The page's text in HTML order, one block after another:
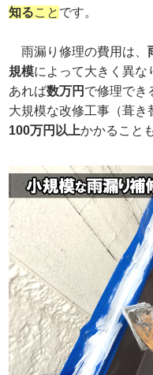
知ること です。
雨漏り修理の費用は、
規模によって大きく異な
あれば数万円 で修理でき
大規模な改修工事（葺き
100万円以上かかること